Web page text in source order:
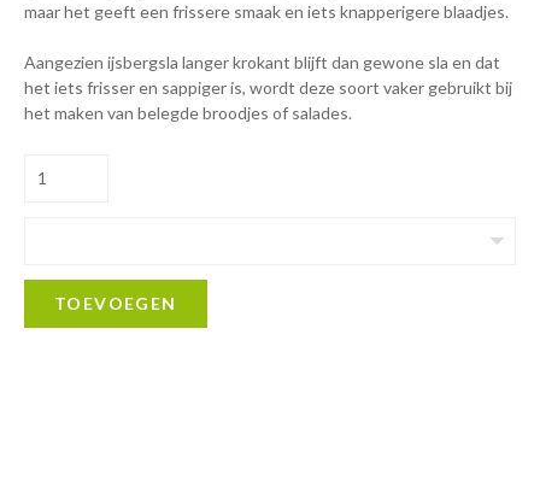
maar het geeft een frissere smaak en iets knapperigere blaadjes.
Aangezien ijsbergsla langer krokant blijft dan gewone sla en dat
het iets frisser en sappiger is, wordt deze soort vaker gebruikt bij
het maken van belegde broodjes of salades.
TOEVOEGEN